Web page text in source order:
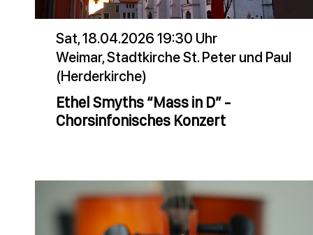
Sat, 18.04.2026 19:30 Uhr
Weimar, Stadtkirche St. Peter und Paul
(Herderkirche)
Ethel Smyths “Mass in D” -
Chorsinfonisches Konzert